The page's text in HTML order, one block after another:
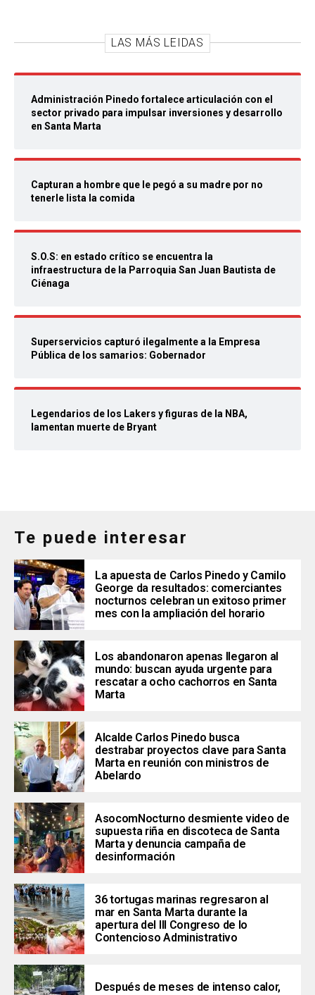
LAS MÁS LEIDAS
Administración Pinedo fortalece articulación con el
sector privado para impulsar inversiones y desarrollo
en Santa Marta
Capturan a hombre que le pegó a su madre por no
tenerle lista la comida
S.O.S: en estado crítico se encuentra la
infraestructura de la Parroquia San Juan Bautista de
Ciénaga
Superservicios capturó ilegalmente a la Empresa
Pública de los samarios: Gobernador
Legendarios de los Lakers y figuras de la NBA,
lamentan muerte de Bryant
Te puede interesar
La apuesta de Carlos Pinedo y Camilo
George da resultados: comerciantes
nocturnos celebran un exitoso primer
mes con la ampliación del horario
Los abandonaron apenas llegaron al
mundo: buscan ayuda urgente para
rescatar a ocho cachorros en Santa
Marta
Alcalde Carlos Pinedo busca
destrabar proyectos clave para Santa
Marta en reunión con ministros de
Abelardo
AsocomNocturno desmiente video de
supuesta riña en discoteca de Santa
Marta y denuncia campaña de
desinformación
36 tortugas marinas regresaron al
mar en Santa Marta durante la
apertura del III Congreso de lo
Contencioso Administrativo
Después de meses de intenso calor,